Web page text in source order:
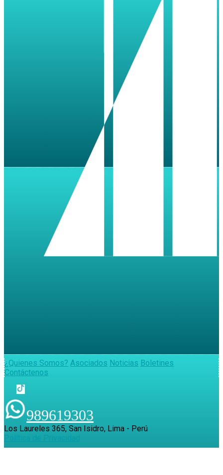
¿Quienes Somos? Asociados Noticias Boletines
Contáctenos
989619303
Los Laureles 365, San Isidro, Lima - Perú
Política de Privacidad